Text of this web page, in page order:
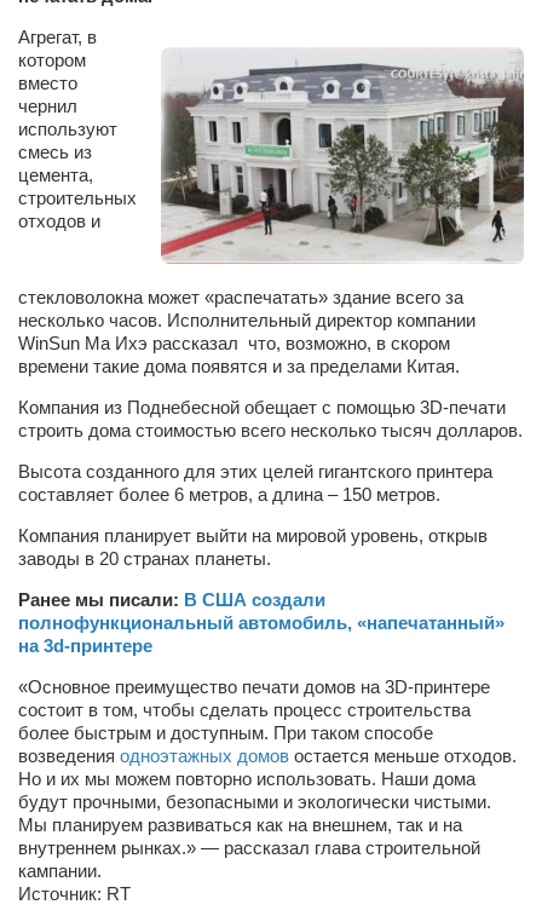
Экология
Здоровье
Здоровый образ жизни
Сам себе доктор
Активный отдых
Курьезы
Арт-менеджеры
Лариса Ильченко
Орест Коваль
Тамара Кубракова
Елена Мельник
Семён Салатенко
Сергей Шепилов
Актёры
Валентин Бурый
Артём Мяус
Александра Сокол
Барды
Владимир Айзенберг
Агрегат, в
котором
вместо
чернил
используют
смесь из
цемента,
строительных
отходов и
стекловолокна может «распечатать» здание всего за
несколько часов. Исполнительный директор компании
WinSun Ма Ихэ рассказал что, возможно, в скором
времени такие дома появятся и за пределами Китая.
Компания из Поднебесной обещает с помощью 3D-печати
строить дома стоимостью всего несколько тысяч долларов.
Высота созданного для этих целей гигантского принтера
составляет более 6 метров, а длина – 150 метров.
Компания планирует выйти на мировой уровень, открыв
заводы в 20 странах планеты.
Ранее мы писали: В США создали
полнофункциональный автомобиль, «напечатанный»
на 3d-принтере
«Основное преимущество печати домов на 3D-принтере
состоит в том, чтобы сделать процесс строительства
более быстрым и доступным. При таком способе
возведения одноэтажных домов остается меньше отходов.
Но и их мы можем повторно использовать. Наши дома
будут прочными, безопасными и экологически чистыми.
Мы планируем развиваться как на внешнем, так и на
внутреннем рынках.» — рассказал глава строительной
кампании.
Источник: RT